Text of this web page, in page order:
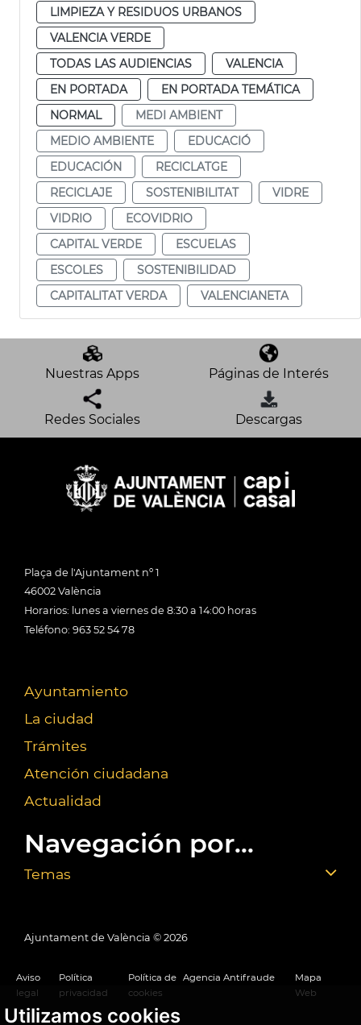
Utilizamos cookies
LIMPIEZA Y RESIDUOS URBANOS
VALENCIA VERDE
TODAS LAS AUDIENCIAS
VALENCIA
EN PORTADA
EN PORTADA TEMÁTICA
NORMAL
MEDI AMBIENT
MEDIO AMBIENTE
EDUCACIÓ
EDUCACIÓN
RECICLATGE
RECICLAJE
SOSTENIBILITAT
VIDRE
VIDRIO
ECOVIDRIO
CAPITAL VERDE
ESCUELAS
ESCOLES
SOSTENIBILIDAD
CAPITALITAT VERDA
VALENCIANETA
Nuestras Apps Páginas de Interés
Redes Sociales Descargas
Plaça de l'Ajuntament nº 1
46002 València
Horarios: lunes a viernes de 8:30 a 14:00 horas
Teléfono: 963 52 54 78
Ayuntamiento
La ciudad
Trámites
Atención ciudadana
Actualidad
Navegación por...
Temas
Ajuntament de València © 2026
Aviso
legal
Política
privacidad
Política de
cookies
Agencia Antifraude
Mapa
Web